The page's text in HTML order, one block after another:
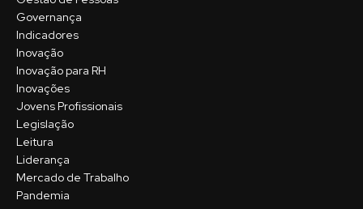
Governança
Indicadores
Inovação
Inovação para RH
Inovações
Jovens Profissionais
Legislação
Leitura
Liderança
Mercado de Trabalho
Pandemia